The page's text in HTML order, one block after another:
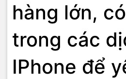
hàng lớn,
trong các
IPhone để